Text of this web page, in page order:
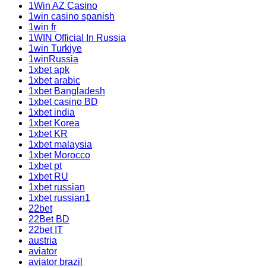
1Win AZ Casino
1win casino spanish
1win fr
1WIN Official In Russia
1win Turkiye
1winRussia
1xbet apk
1xbet arabic
1xbet Bangladesh
1xbet casino BD
1xbet india
1xbet Korea
1xbet KR
1xbet malaysia
1xbet Morocco
1xbet pt
1xbet RU
1xbet russian
1xbet russian1
22bet
22Bet BD
22bet IT
austria
aviator
aviator brazil